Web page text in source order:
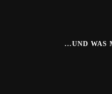
...UND WAS